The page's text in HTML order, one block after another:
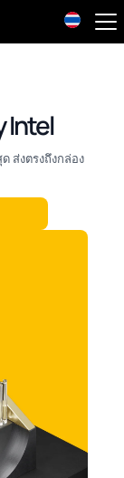
Intel
ส่งตรงถึงกล่อง